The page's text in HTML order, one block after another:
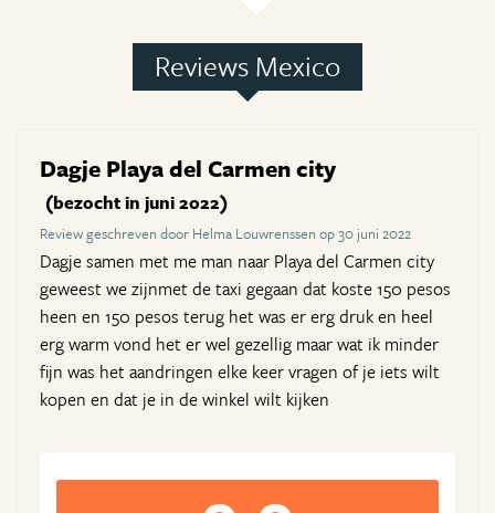
Reviews Mexico
Dagje Playa del Carmen city
(bezocht in juni 2022)
Review geschreven door Helma Louwrenssen op 30 juni 2022
Dagje samen met me man naar Playa del Carmen city
geweest we zijnmet de taxi gegaan dat koste 150 pesos
heen en 150 pesos terug het was er erg druk en heel
erg warm vond het er wel gezellig maar wat ik minder
fijn was het aandringen elke keer vragen of je iets wilt
kopen en dat je in de winkel wilt kijken